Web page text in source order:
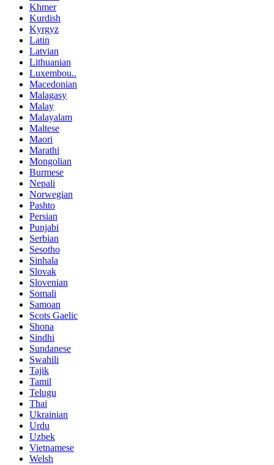
Khmer
Kurdish
Kyrgyz
Latin
Latvian
Lithuanian
Luxembou..
Macedonian
Malagasy
Malay
Malayalam
Maltese
Maori
Marathi
Mongolian
Burmese
Nepali
Norwegian
Pashto
Persian
Punjabi
Serbian
Sesotho
Sinhala
Slovak
Slovenian
Somali
Samoan
Scots Gaelic
Shona
Sindhi
Sundanese
Swahili
Tajik
Tamil
Telugu
Thai
Ukrainian
Urdu
Uzbek
Vietnamese
Welsh